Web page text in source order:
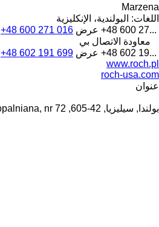
Marzena
اللغات: البولندية، الإنكليزية
+48 600 27... عرض +48 600 271 016
معاودة الاتصال بي
+48 602 19... عرض +48 602 191 699
www.roch.pl
roch-usa.com
عنوان
بولندا, سيليزيا, 42-605, Tarnowskie Góry, ul. Kopalniana, nr 72